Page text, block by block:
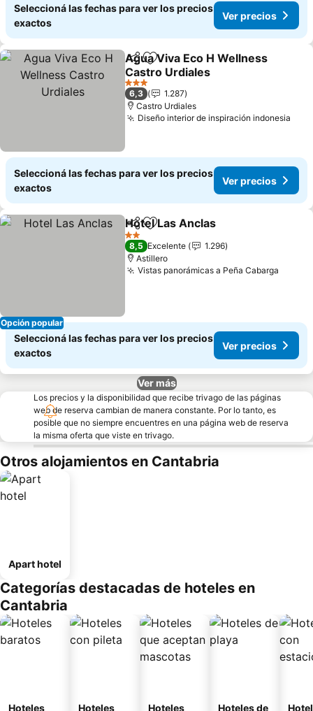
Seleccioná las fechas para ver los precios
exactos
Ver precios
CompartirAñadir a favoritos
Agua Viva Eco H Wellness
Castro Urdiales
Ver precios
3 Estrellas
6,3
1.287
Castro Urdiales
Diseño interior de inspiración indonesia
Seleccioná las fechas para ver los precios
exactos
Ver precios
Opción popular
CompartirAñadir a favoritos
Hotel Las Anclas
2 Estrellas
8,5 Excelente
1.296
Astillero
Vistas panorámicas a Peña Cabarga
Seleccioná las fechas para ver los precios
exactos
Ver precios
Ver más
Los precios y la disponibilidad que recibe trivago de las páginas
web de reserva cambian de manera constante. Por lo tanto, es
posible que no siempre encuentres en una página web de reserva
la misma oferta que viste en trivago.
Otros alojamientos en Cantabria
Apart hotel
Categorías destacadas de hoteles en
Cantabria
Hoteles
Hoteles
Hoteles
Hoteles de